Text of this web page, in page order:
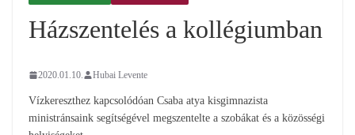
Házszentelés a kollégiumban
2020.01.10. Hubai Levente
Vízkereszthez kapcsolódóan Csaba atya kisgimnazista
ministránsaink segítségével megszentelte a szobákat és a közösségi